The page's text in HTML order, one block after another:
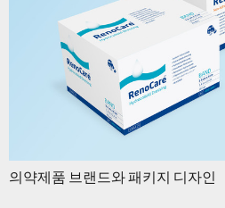
의약제품 브랜드와 패키지 디자인